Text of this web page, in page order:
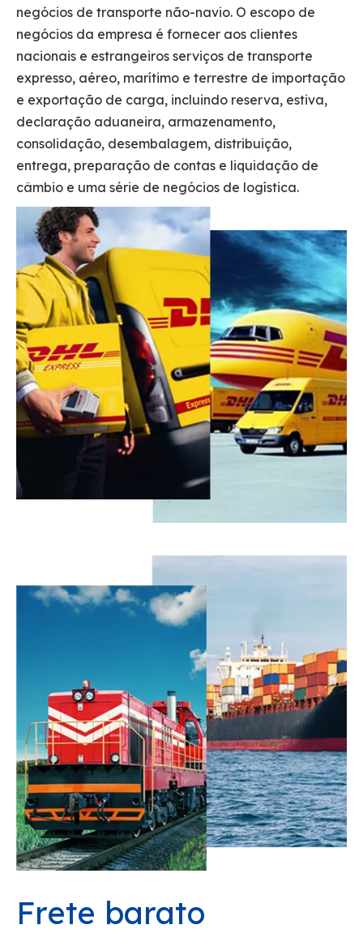
negócios de transporte não-navio. O escopo de
negócios da empresa é fornecer aos clientes
nacionais e estrangeiros serviços de transporte
expresso, aéreo, marítimo e terrestre de importação
e exportação de carga, incluindo reserva, estiva,
declaração aduaneira, armazenamento,
consolidação, desembalagem, distribuição,
entrega, preparação de contas e liquidação de
câmbio e uma série de negócios de logística.
Frete barato